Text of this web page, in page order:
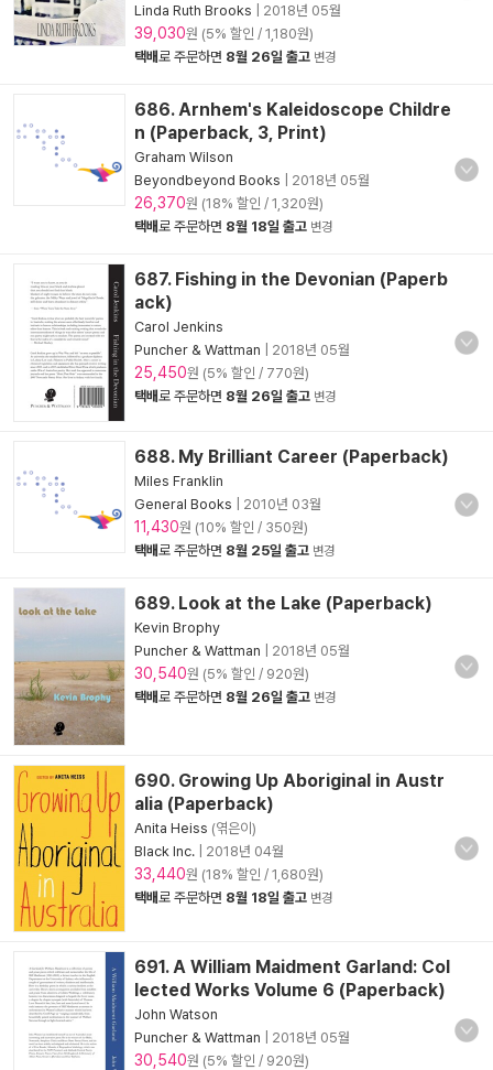
Linda Ruth Brooks
2018년 05월
39,030원 (5% 할인 / 1,180원)
택배로 주문하면 8월 26일 출고 변경
686. Arnhem's Kaleidoscope Childre
n (Paperback, 3, Print)
Graham Wilson
Beyondbeyond Books
2018년 05월
26,370원 (18% 할인 / 1,320원)
택배로 주문하면 8월 18일 출고 변경
687. Fishing in the Devonian (Paperb
ack)
Carol Jenkins
Puncher & Wattman
2018년 05월
25,450원 (5% 할인 / 770원)
택배로 주문하면 8월 26일 출고 변경
688. My Brilliant Career (Paperback)
Miles Franklin
General Books
2010년 03월
11,430원 (10% 할인 / 350원)
택배로 주문하면 8월 25일 출고 변경
689. Look at the Lake (Paperback)
Kevin Brophy
Puncher & Wattman
2018년 05월
30,540원 (5% 할인 / 920원)
택배로 주문하면 8월 26일 출고 변경
690. Growing Up Aboriginal in Austr
alia (Paperback)
Anita Heiss (엮은이)
Black Inc.
2018년 04월
33,440원 (18% 할인 / 1,680원)
택배로 주문하면 8월 18일 출고 변경
691. A William Maidment Garland: Col
lected Works Volume 6 (Paperback)
John Watson
Puncher & Wattman
2018년 05월
30,540원 (5% 할인 / 920원)